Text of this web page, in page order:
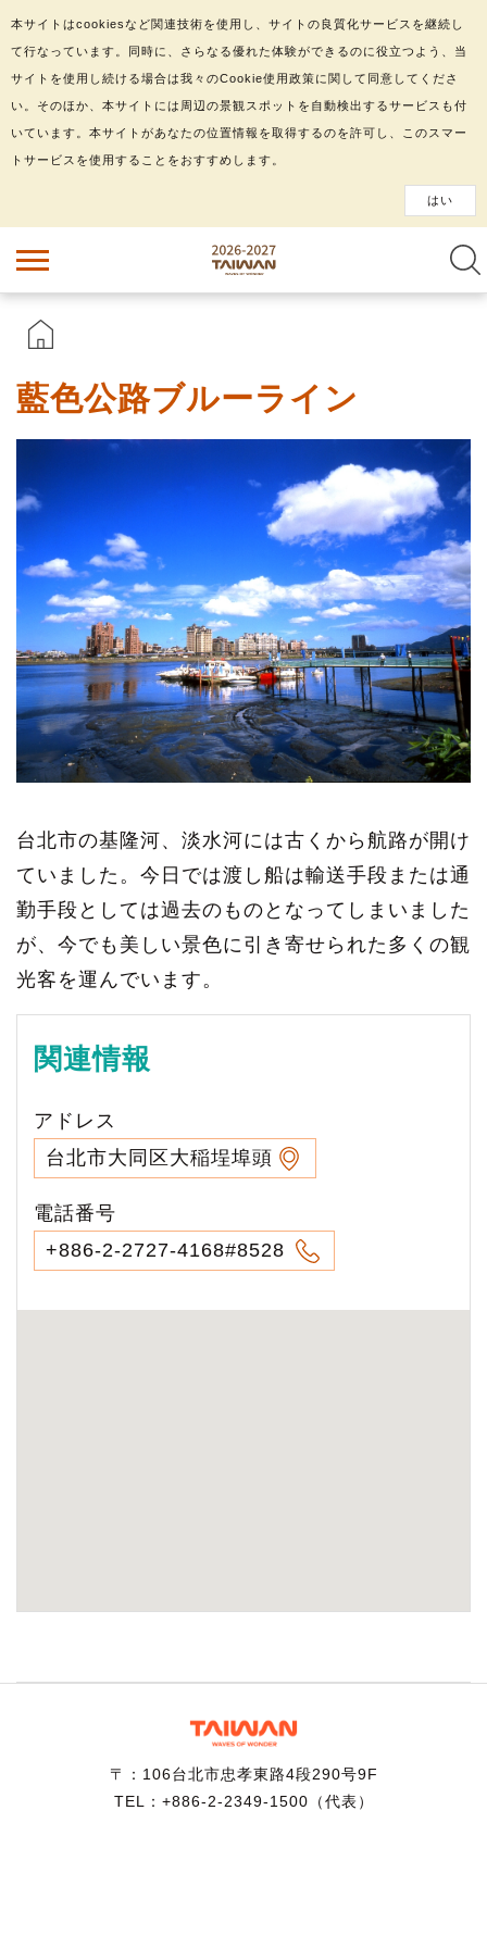
藍色公路ブルーライン
台北市の基隆河、淡水河には古くから航路が開け
ていました。今日では渡し船は輸送手段または通
勤手段としては過去のものとなってしまいました
が、今でも美しい景色に引き寄せられた多くの観
光客を運んでいます。
関連情報
アドレス
台北市大同区大稲埕埠頭
電話番号
+886-2-2727-4168#8528
〒：106台北市忠孝東路4段290号9F
TEL：+886-2-2349-1500（代表）
本サイトはcookiesなど関連技術を使用し、サイトの良質化サービスを継続し
て行なっています。同時に、さらなる優れた体験ができるのに役立つよう、当
サイトを使用し続ける場合は我々のCookie使用政策に関して同意してくださ
い。そのほか、本サイトには周辺の景観スポットを自動検出するサービスも付
いています。本サイトがあなたの位置情報を取得するのを許可し、このスマー
トサービスを使用することをおすすめします。
はい